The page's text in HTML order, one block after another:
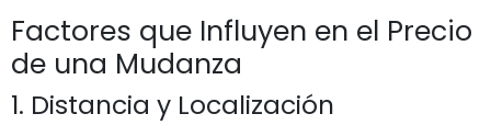
Factores que Influyen en el Precio
de una Mudanza
1. Distancia y Localización